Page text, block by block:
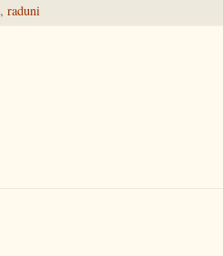
, raduni